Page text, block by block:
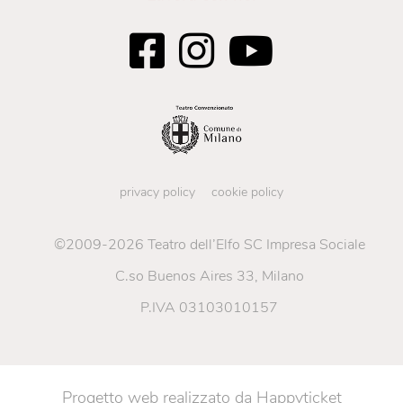
proprie funzioni cognitive, che la porta a vedere
come conveniente la distruzione di capodogli,
balene e ogni altro organismo – financo dei
propri simili – e della natura nel suo insieme.
Una specie contro. Contro gli altri e contro sé
privacy policy cookie policy
©2009-2026 Teatro dell’Elfo SC Impresa Sociale
C.so Buenos Aires 33, Milano
P.IVA 03103010157
Progetto web realizzato da Happyticket